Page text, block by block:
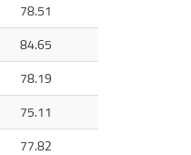
78.51
84.65
78.19
75.11
77.82